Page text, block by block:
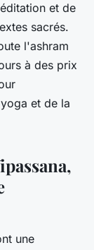
et de
sacrés.
l'ashram
à des prix
et de la
une